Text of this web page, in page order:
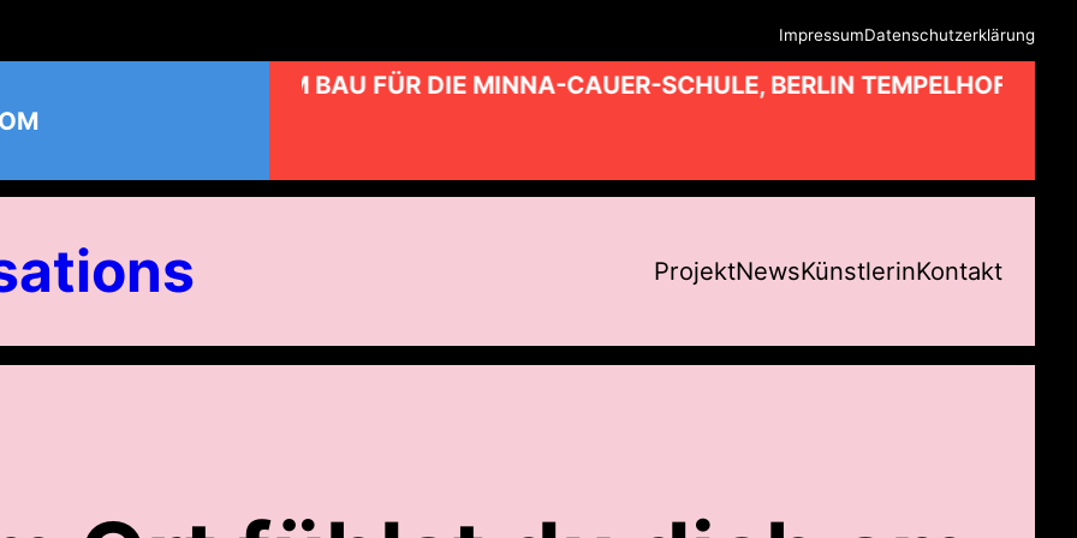
ImpressumDatenschutzerklärung
KUNST AM BAU FÜR DIE MINNA-CAUER-SCHULE, BERLIN TEMPELHOF //
ProjektNewsKünstlerinKontakt